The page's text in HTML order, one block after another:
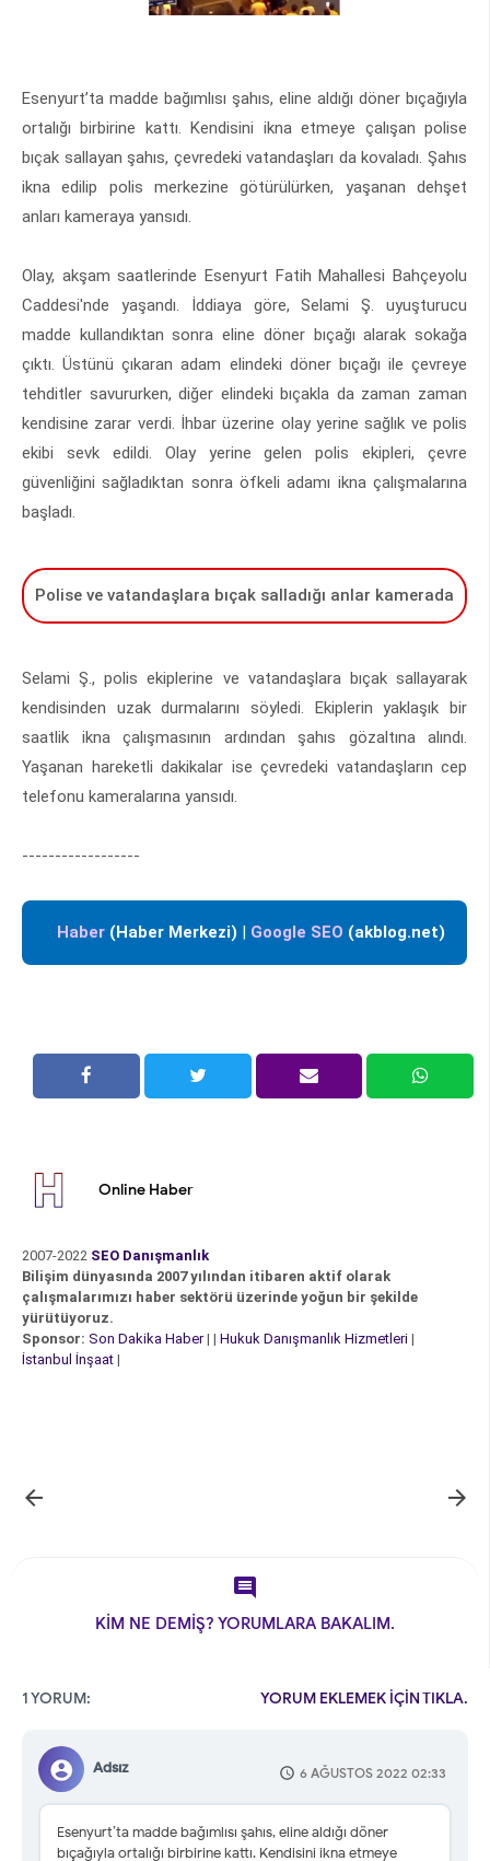
Esenyurt’ta madde bağımlısı şahıs, eline aldığı döner bıçağıyla
ortalığı birbirine kattı. Kendisini ikna etmeye çalışan polise
bıçak sallayan şahıs, çevredeki vatandaşları da kovaladı. Şahıs
ikna edilip polis merkezine götürülürken, yaşanan dehşet
anları kameraya yansıdı.
Olay, akşam saatlerinde Esenyurt Fatih Mahallesi Bahçeyolu
Caddesi'nde yaşandı. İddiaya göre, Selami Ş. uyuşturucu
madde kullandıktan sonra eline döner bıçağı alarak sokağa
çıktı. Üstünü çıkaran adam elindeki döner bıçağı ile çevreye
tehditler savururken, diğer elindeki bıçakla da zaman zaman
kendisine zarar verdi. İhbar üzerine olay yerine sağlık ve polis
ekibi sevk edildi. Olay yerine gelen polis ekipleri, çevre
güvenliğini sağladıktan sonra öfkeli adamı ikna çalışmalarına
başladı.
Polise ve vatandaşlara bıçak salladığı anlar kamerada
Selami Ş., polis ekiplerine ve vatandaşlara bıçak sallayarak
kendisinden uzak durmalarını söyledi. Ekiplerin yaklaşık bir
saatlik ikna çalışmasının ardından şahıs gözaltına alındı.
Yaşanan hareketli dakikalar ise çevredeki vatandaşların cep
telefonu kameralarına yansıdı.
------------------
Haber (Haber Merkezi) | Google SEO (akblog.net)
Online Haber
2007-2022 SEO Danışmanlık
Bilişim dünyasında 2007 yılından itibaren aktif olarak
çalışmalarımızı haber sektörü üzerinde yoğun bir şekilde
yürütüyoruz.
Sponsor: Son Dakika Haber| | Hukuk Danışmanlık Hizmetleri |
İstanbul İnşaat |
 

KİM NE DEMİŞ? YORUMLARA BAKALIM.
YORUM EKLEMEK İÇİN TIKLA.
1 YORUM:
Adsız 6 AĞUSTOS 2022 02:33
Esenyurt’ta madde bağımlısı şahıs, eline aldığı döner
bıçağıyla ortalığı birbirine kattı. Kendisini ikna etmeye